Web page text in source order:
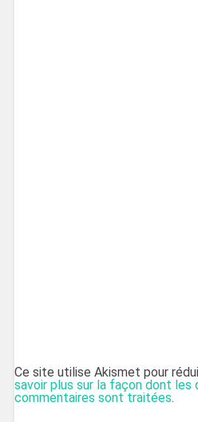
Ce site utilise Akismet pour
savoir plus sur la façon dont les
commentaires sont traitées.